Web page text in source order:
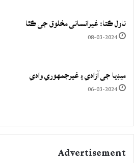
ناول ڪتا: غيرانساني مخلوق جي ڪٿا
08-03-2024
ميڊيا جي آزادي ۽ غيرجمھوري وادي
06-03-2024
Advertisement